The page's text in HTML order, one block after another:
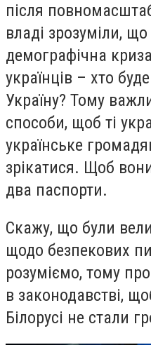
після
владі зрозуміли,
демографічна
українців – хто
Україну? Тому
способи, щоб ті
українське
зрікатися. Щоб
два паспорти.
Скажу, що були
щодо безпекових
розуміємо, тому
в законодавстві,
Білорусі не стали